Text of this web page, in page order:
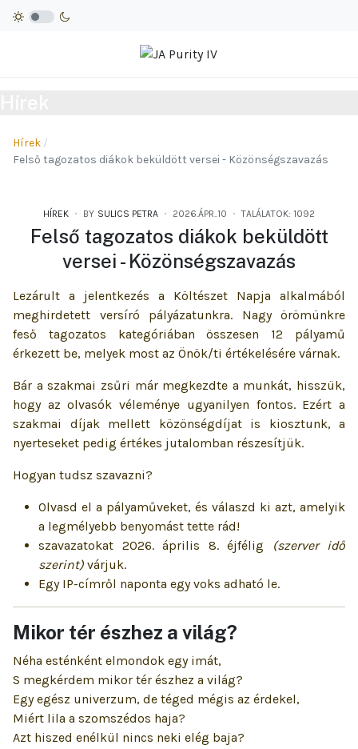
Hírek
Felső tagozatos diákok beküldött versei - Közönségszavazás
HÍREK BY SULICS PETRA 2026.ÁPR..10 TALÁLATOK: 1092
Felső tagozatos diákok beküldött
versei - Közönségszavazás
Lezárult a jelentkezés a Költészet Napja alkalmából
meghirdetett versíró pályázatunkra. Nagy örömünkre
feső tagozatos kategóriában összesen 12 pályamű
érkezett be, melyek most az Önök/ti értékelésére várnak.
Bár a szakmai zsűri már megkezdte a munkát, hisszük,
hogy az olvasók véleménye ugyanilyen fontos. Ezért a
szakmai díjak mellett közönségdíjat is kiosztunk, a
nyerteseket pedig értékes jutalomban részesítjük.
Hogyan tudsz szavazni?
Olvasd el a pályaműveket, és válaszd ki azt, amelyik
a legmélyebb benyomást tette rád!
szavazatokat 2026. április 8. éjfélig
(szerver idő
szerint) várjuk.
Egy IP-címről naponta egy voks adható le.
Mikor tér észhez a világ?
Néha esténként elmondok egy imát,
S megkérdem mikor tér észhez a világ?
Egy egész univerzum, de téged mégis az érdekel,
Miért lila a szomszédos haja?
Azt hiszed enélkül nincs neki elég baja?